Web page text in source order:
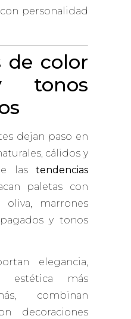
personalidad
de color
tonos
dejan paso en
cálidos y
las tendencias
paletas con
oliva, marrones
y tonos
elegancia,
estética más
combinan
decoraciones